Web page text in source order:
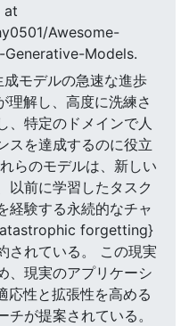
at
Awesome-
Models.
モデルの急速な進歩
理解し、高度に洗練さ
、特定のドメインで人
スを達成するのに役立
らのモデルは、新しい
以前に学習したタスク
経験する永続的なチャ
forgetting}
されている。 この現実
、現実のアプリケーシ
応性と拡張性を高める
が提案されている。